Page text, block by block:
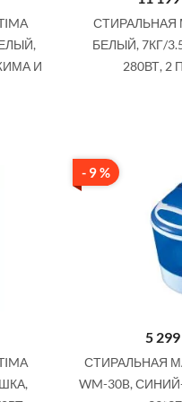
Купить
И
БЕЛЫЙ, 7КГ/
280ВТ,
- 9 %
5 299
СТИРАЛЬНАЯ
WM-30B,